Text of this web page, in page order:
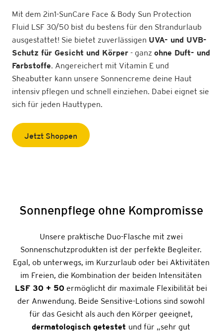
Mit dem 2in1-SunCare Face & Body Sun Protection
Fluid LSF 30/50 bist du bestens für den Strandurlaub
ausgestattet! Sie bietet zuverlässigen UVA- und UVB-
Schutz für Gesicht und Körper - ganz ohne Duft- und
Farbstoffe. Angereichert mit Vitamin E und
Sheabutter kann unsere Sonnencreme deine Haut
intensiv pflegen und schnell einziehen. Dabei eignet sie
sich für jeden Hauttypen.
Jetzt Shoppen
Sonnenpflege ohne Kompromisse
Unsere praktische Duo-Flasche mit zwei
Sonnenschutzprodukten ist der perfekte Begleiter.
Egal, ob unterwegs, im Kurzurlaub oder bei Aktivitäten
im Freien, die Kombination der beiden Intensitäten
LSF 30 + 50 ermöglicht dir maximale Flexibilität bei
der Anwendung. Beide Sensitive-Lotions sind sowohl
für das Gesicht als auch den Körper geeignet,
dermatologisch getestet und für „sehr gut